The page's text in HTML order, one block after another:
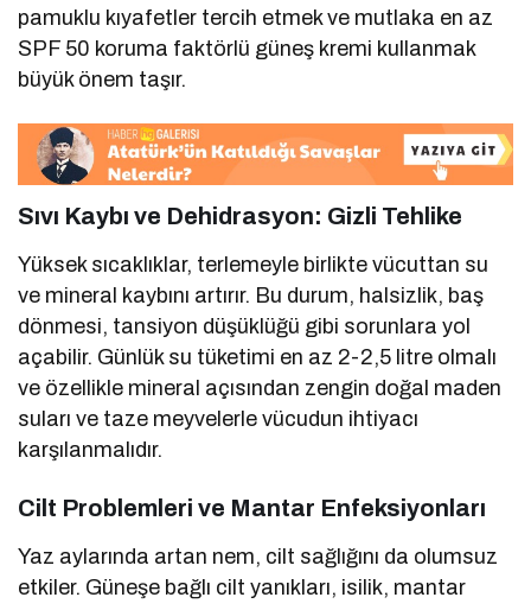
pamuklu kıyafetler tercih etmek ve mutlaka en az
SPF 50 koruma faktörlü güneş kremi kullanmak
büyük önem taşır.
Sıvı Kaybı ve Dehidrasyon: Gizli Tehlike
Yüksek sıcaklıklar, terlemeyle birlikte vücuttan su
ve mineral kaybını artırır. Bu durum, halsizlik, baş
dönmesi, tansiyon düşüklüğü gibi sorunlara yol
açabilir. Günlük su tüketimi en az 2-2,5 litre olmalı
ve özellikle mineral açısından zengin doğal maden
suları ve taze meyvelerle vücudun ihtiyacı
karşılanmalıdır.
Cilt Problemleri ve Mantar Enfeksiyonları
Yaz aylarında artan nem, cilt sağlığını da olumsuz
etkiler. Güneşe bağlı cilt yanıkları, isilik, mantar